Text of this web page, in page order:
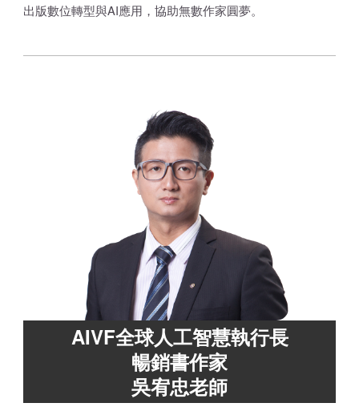
出版數位轉型與AI應用，協助無數作家圓夢。
AIVF全球人工智慧執行長
暢銷書作家
吳宥忠老師